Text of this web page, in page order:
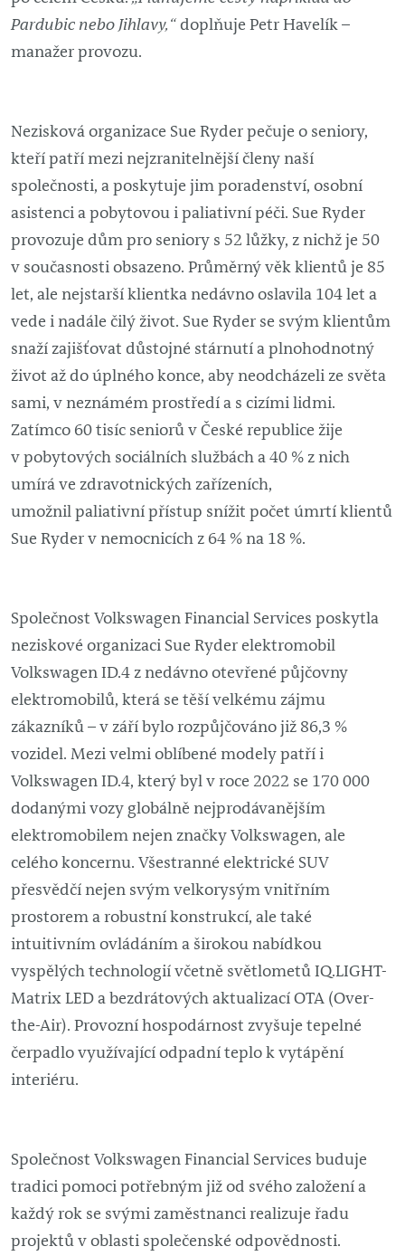
Pardubic nebo Jihlavy,“doplňuje Petr Havelík –
manažer provozu.
Nezisková organizace Sue Ryder pečuje o seniory,
kteří patří mezi nejzranitelnější členy naší
společnosti, a poskytuje jim poradenství, osobní
asistenci a pobytovou i paliativní péči. Sue Ryder
provozuje dům pro seniory s 52 lůžky, z nichž je 50
v současnosti obsazeno. Průměrný věk klientů je 85
let, ale nejstarší klientka nedávno oslavila 104 let a
vede i nadále čilý život. Sue Ryder se svým klientům
snaží zajišťovat důstojné stárnutí a plnohodnotný
život až do úplného konce, aby neodcházeli ze světa
sami, v neznámém prostředí a s cizími lidmi.
Zatímco 60 tisíc seniorů v České republice žije
v pobytových sociálních službách a 40 % z nich
umírá ve zdravotnických zařízeních,
umožnil paliativní přístup snížit počet úmrtí klientů
Sue Ryder v nemocnicích z 64 % na 18 %.
Společnost Volkswagen Financial Services poskytla
neziskové organizaci Sue Ryder elektromobil
Volkswagen ID.4 z nedávno otevřené půjčovny
elektromobilů, která se těší velkému zájmu
zákazníků – v září bylo rozpůjčováno již 86,3 %
vozidel. Mezi velmi oblíbené modely patří i
Volkswagen ID.4, který byl v roce 2022 se 170 000
dodanými vozy globálně nejprodávanějším
elektromobilem nejen značky Volkswagen, ale
celého koncernu. Všestranné elektrické SUV
přesvědčí nejen svým velkorysým vnitřním
prostorem a robustní konstrukcí, ale také
intuitivním ovládáním a širokou nabídkou
vyspělých technologií včetně světlometů IQ.LIGHT-
Matrix LED a bezdrátových aktualizací OTA (Over-
the-Air). Provozní hospodárnost zvyšuje tepelné
čerpadlo využívající odpadní teplo k vytápění
interiéru.
Společnost Volkswagen Financial Services buduje
tradici pomoci potřebným již od svého založení a
každý rok se svými zaměstnanci realizuje řadu
projektů v oblasti společenské odpovědnosti.